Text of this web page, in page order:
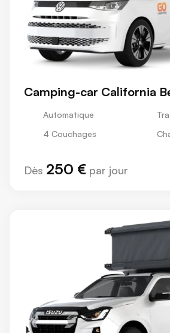
Camping-car California
Automatique
4 Couchages
Dès 250 € par jour